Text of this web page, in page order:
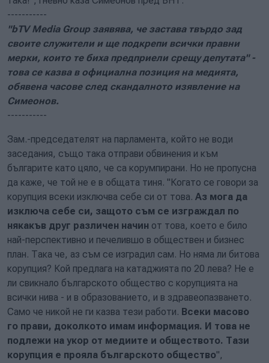
-----------
"bTV Media Group заявява, че застава твърдо зад
своите служители и ще подкрепи всички правни
мерки, които те биха предприели срещу депутата" -
това се казва в официална позиция на медията,
обявена часове след скандалното изявление на
Симеонов.
-----------
Зам.-председателят на парламента, който не води
заседания, също така отправи обвинения и към
българите като цяло, че са корумпирани. Но не пропусна
да каже, че той не е в общата тиня. "Когато се говори за
корупция всеки изключва себе си от това. Аз мога да
изключа себе си, защото съм се изграждал по
някакъв друг различен начин от това, което е било
най-перспективно и печелившо в обществен и бизнес
план. Така че, аз съм се изградил сам. Но няма ли битова
корупция? Кой предлага на катаджията по 20 лева? Не е
ли свикнало българското общество с корупцията на
всички нива - и в образованието, и в здравеопазването.
Само че никой не ги казва тези работи. Всеки масово
го прави, доколкото имам информация. И това не
подлежи на укор от медиите и обществото. Тази
корупция е прояла българското общество",